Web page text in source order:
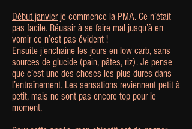
Début janvierje commence la PMA. Ce n’était
pas facile. Réussir à se faire mal jusqu’à en
vomir ce n’est pas évident !
Ensuite j'enchaine les jours en low carb, sans
sources de glucide (pain, pâtes, riz). Je pense
que c’est une des choses les plus dures dans
l’entraînement. Les sensations reviennent petit à
petit, mais ne sont pas encore top pour le
moment.